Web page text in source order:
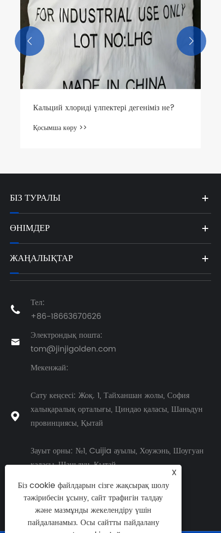
 
БІЗ ТУРАЛЫ
ӨНІМДЕР
ЖАҢАЛЫҚТАР

Тел:
+86-18663670626

Электрондық пошта:
tom@jinjigolden.com

Мекенжай:
Сату кеңсесі: Жоқ. 1, Тайханшан жолы, София
халықаралық орталығы, Циндао қаласы, Шаньдун
провинциясы, Қытай
Зауыт орны: №1, Cuijia ауылы, Хоужэнь, Шоугуан
қаласы, Шаньдун, Қытай
X
Біз cookie файлдарын сізге жақсырақ шолу
тәжірибесін ұсыну, сайт трафигін талдау
және мазмұнды жекелендіру үшін
пайдаланамыз. Осы сайтты пайдалану